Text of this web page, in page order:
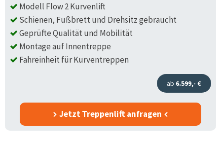
Modell Flow 2 Kurvenlift
Schienen, Fußbrett und Drehsitz gebraucht
Geprüfte Qualität und Mobilität
Montage auf Innentreppe
Fahreinheit für Kurventreppen
ab 6.599,- €
Jetzt Treppenlift anfragen